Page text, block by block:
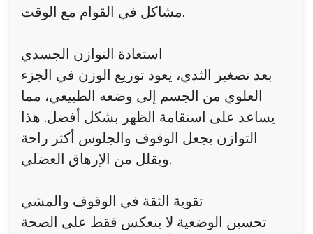
مشاكل في القوام مع الوقت.
استعادة التوازن الجسدي
بعد تصغير الثدي، يعود توزيع الوزن في الجزء
العلوي من الجسم إلى وضعه الطبيعي، مما
يساعد على استقامة الظهر بشكل أفضل. هذا
التوازن يجعل الوقوف والجلوس أكثر راحة
ويقلل من الإرهاق العضلي.
تقوية الثقة في الوقوف والمشي
تحسين الوضعية لا ينعكس فقط على الصحة